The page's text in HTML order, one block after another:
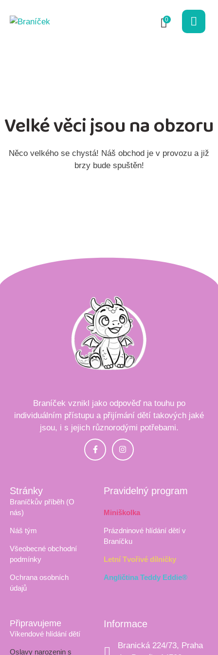
0
Velké věci jsou na obzoru
Něco velkého se chystá! Náš obchod je v provozu a již
brzy bude spuštěn!
Braníček vznikl jako odpověď na touhu po
individuálním přístupu a přijímání dětí takových jaké
jsou, i s jejich různorodými potřebami.
Stránky
Braníčkův příběh (O
nás)
Náš tým
Všeobecné obchodní
podmínky
Ochrana osobních
údajů
Pravidelný program
Miniškolka
Prázdninové hlídání dětí v
Braníčku
Letní Tvořivé dílničky
Angličtina Teddy Eddie®
Připravujeme
Víkendové hlídání dětí
Oslavy narozenin s
Informace
Branická 224/73, Praha